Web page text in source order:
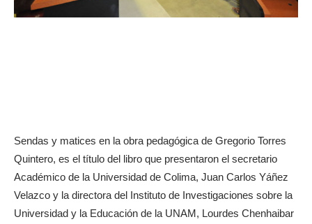
Sendas y matices en la obra pedagógica de Gregorio Torres
Quintero, es el título del libro que presentaron el secretario
Académico de la Universidad de Colima, Juan Carlos Yáñez
Velazco y la directora del Instituto de Investigaciones sobre la
Universidad y la Educación de la UNAM, Lourdes Chenhaibar